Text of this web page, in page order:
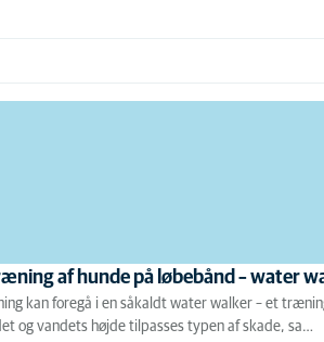
af hunde på løbebånd – water
kan foregå i en såkaldt water walker – et
og vandets højde tilpasses typen af skade, sa…